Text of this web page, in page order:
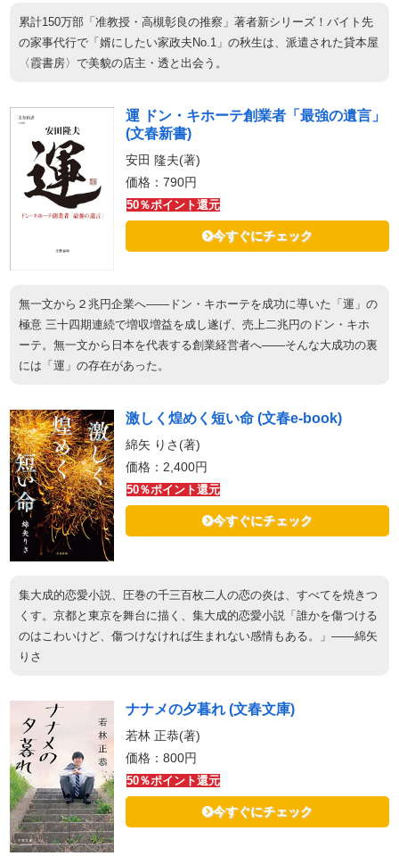
累計150万部「准教授・高槻彰良の推察」著者新シリーズ！バイト先
の家事代行で「婿にしたい家政夫No.1」の秋生は、派遣された貸本屋
〈霞書房〉で美貌の店主・透と出会う。
運 ドン・キホーテ創業者「最強の遺言」
(文春新書)
安田 隆夫(著)
価格：790円
50％ポイント還元
今すぐにチェック
無一文から２兆円企業へ――ドン・キホーテを成功に導いた「運」の
極意 三十四期連続で増収増益を成し遂げ、売上二兆円のドン・キホ
ーテ。無一文から日本を代表する創業経営者へ――そんな大成功の裏
には「運」の存在があった。
激しく煌めく短い命 (文春e-book)
綿矢 りさ(著)
価格：2,400円
50％ポイント還元
今すぐにチェック
集大成的恋愛小説、圧巻の千三百枚二人の恋の炎は、すべてを焼きつ
くす。京都と東京を舞台に描く、集大成的恋愛小説「誰かを傷つける
のはこわいけど、傷つけなければ生まれない感情もある。」――綿矢
りさ
ナナメの夕暮れ (文春文庫)
若林 正恭(著)
価格：800円
50％ポイント還元
今すぐにチェック